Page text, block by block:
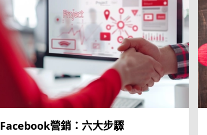
Facebook營銷：六大步驟